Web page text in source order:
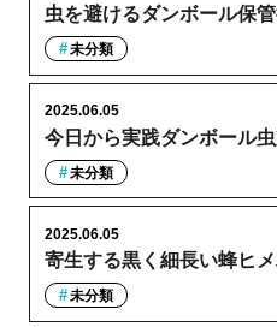
虫を避けるダンボール保
未分類
今日から実践ダンボール
2025.06.05
未分類
寄生する黒く細長い蜂ヒ
2025.06.05
未分類